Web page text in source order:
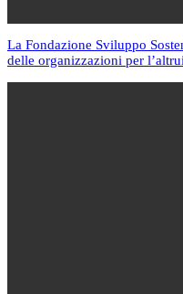
La Fondazione Sviluppo
delle organizzazioni per